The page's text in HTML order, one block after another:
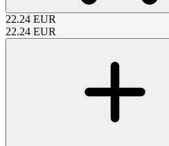
22.24 EUR
22.24 EUR